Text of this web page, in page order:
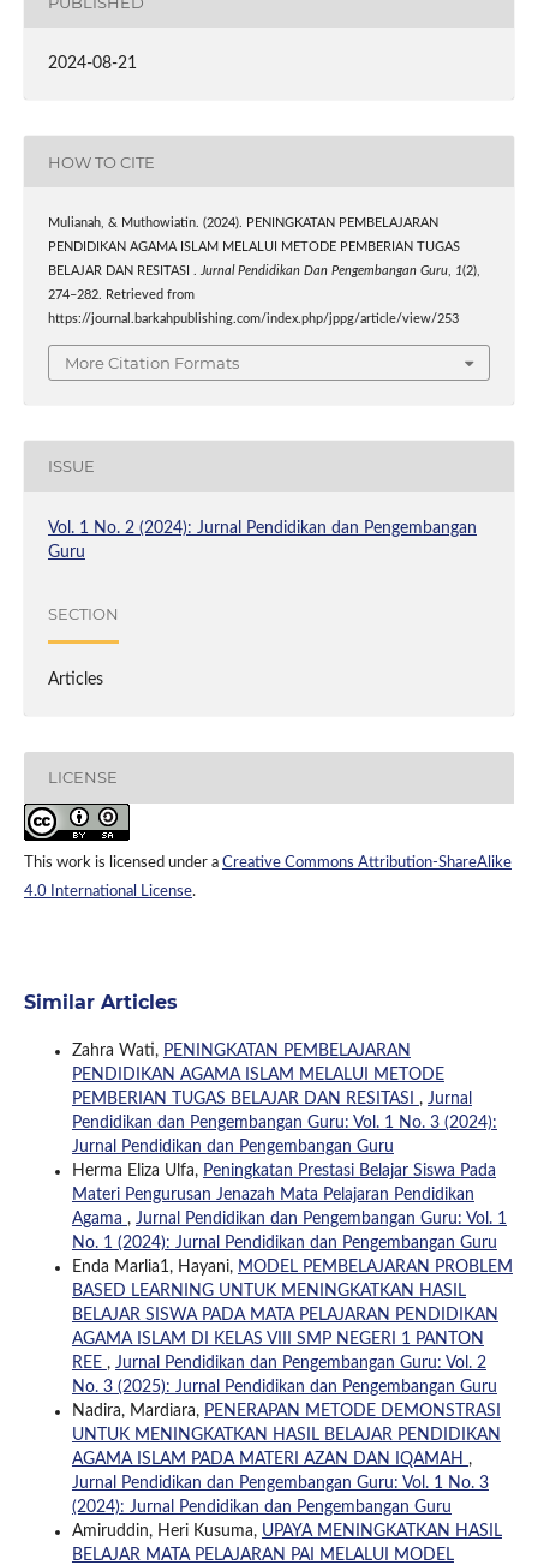
2024-08-21
HOW TO CITE
Mulianah, & Muthowiatin. (2024). PENINGKATAN PEMBELAJARAN
PENDIDIKAN AGAMA ISLAM MELALUI METODE PEMBERIAN TUGAS
BELAJAR DAN RESITASI . Jurnal Pendidikan Dan Pengembangan Guru, 1(2),
274–282. Retrieved from
https://journal.barkahpublishing.com/index.php/jppg/article/view/253
More Citation Formats
ISSUE
Vol. 1 No. 2 (2024): Jurnal Pendidikan dan Pengembangan
Guru
SECTION
Articles
LICENSE
This work is licensed under a Creative Commons Attribution-ShareAlike
4.0 International License.
Similar Articles
Zahra Wati, PENINGKATAN PEMBELAJARAN
PENDIDIKAN AGAMA ISLAM MELALUI METODE
PEMBERIAN TUGAS BELAJAR DAN RESITASI , Jurnal
Pendidikan dan Pengembangan Guru: Vol. 1 No. 3 (2024):
Jurnal Pendidikan dan Pengembangan Guru
Herma Eliza Ulfa, Peningkatan Prestasi Belajar Siswa Pada
Materi Pengurusan Jenazah Mata Pelajaran Pendidikan
Agama , Jurnal Pendidikan dan Pengembangan Guru: Vol. 1
No. 1 (2024): Jurnal Pendidikan dan Pengembangan Guru
Enda Marlia1, Hayani, MODEL PEMBELAJARAN PROBLEM
BASED LEARNING UNTUK MENINGKATKAN HASIL
BELAJAR SISWA PADA MATA PELAJARAN PENDIDIKAN
AGAMA ISLAM DI KELAS VIII SMP NEGERI 1 PANTON
REE , Jurnal Pendidikan dan Pengembangan Guru: Vol. 2
No. 3 (2025): Jurnal Pendidikan dan Pengembangan Guru
Nadira, Mardiara, PENERAPAN METODE DEMONSTRASI
UNTUK MENINGKATKAN HASIL BELAJAR PENDIDIKAN
AGAMA ISLAM PADA MATERI AZAN DAN IQAMAH ,
Jurnal Pendidikan dan Pengembangan Guru: Vol. 1 No. 3
(2024): Jurnal Pendidikan dan Pengembangan Guru
Amiruddin, Heri Kusuma, UPAYA MENINGKATKAN HASIL
BELAJAR MATA PELAJARAN PAI MELALUI MODEL